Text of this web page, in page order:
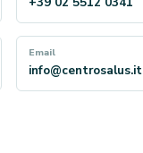
Email
info@centrosalus.it